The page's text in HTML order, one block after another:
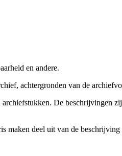
en andere.
achtergronden van de
De beschrijvingen
deel uit van de